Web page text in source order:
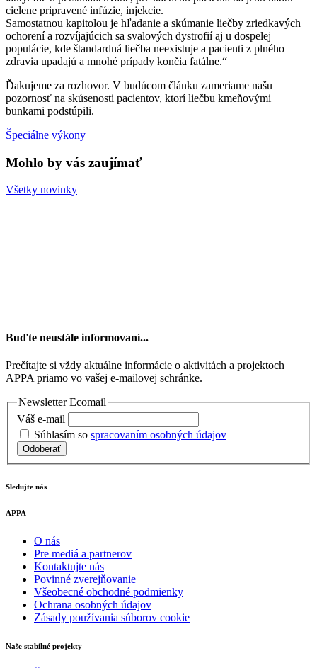
cielene pripravené infúzie, injekcie.
Samostatnou kapitolou je hľadanie a skúmanie liečby zriedkavých
ochorení a rozvíjajúcich sa svalových dystrofií aj u dospelej
populácie, kde štandardná liečba neexistuje a pacienti z plného
zdravia upadajú a mnohé prípady končia fatálne.“
Ďakujeme za rozhovor. V budúcom článku zameriame našu
pozornosť na skúsenosti pacientov, ktorí liečbu kmeňovými
bunkami podstúpili.
Špeciálne výkony
Mohlo by vás zaujímať
Všetky novinky
Buďte neustále informovaní...
Prečítajte si vždy aktuálne informácie o aktivitách a projektoch
APPA priamo vo vašej e-mailovej schránke.
Newsletter Ecomail
Váš e-mail
Súhlasím so spracovaním osobných údajov
Odoberať
Sledujte nás
APPA
O nás
Pre mediá a partnerov
Kontaktujte nás
Povinné zverejňovanie
Všeobecné obchodné podmienky
Ochrana osobných údajov
Zásady používania súborov cookie
Naše stabilné projekty